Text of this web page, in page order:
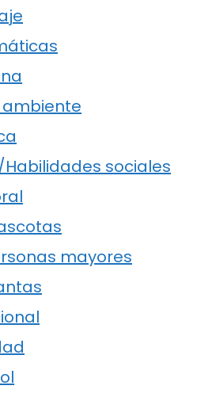
sociales
mayores